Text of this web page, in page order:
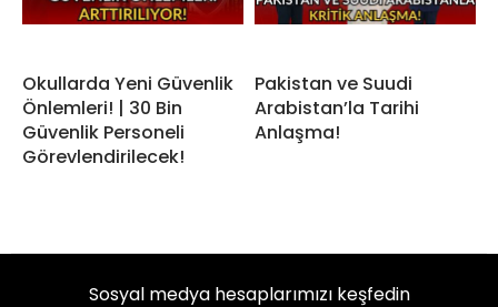
Okullarda Yeni Güvenlik
Önlemleri! | 30 Bin
Güvenlik Personeli
Görevlendirilecek!
Pakistan ve Suudi
Arabistan’la Tarihi
Anlaşma!
Sosyal medya hesaplarımızı keşfedin